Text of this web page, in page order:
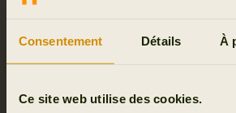
Consentement Détails À
Ce site web utilise des cookies.